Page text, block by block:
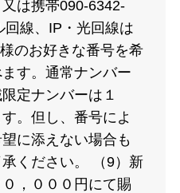
は携帯090-6342-
線、IP・光回線は
のお好きな番号を希
す。通常ナンバー
定ナンバーは１
。但し、番号によ
に添えない場合も
ください。 （9）新
，０００円にて賜